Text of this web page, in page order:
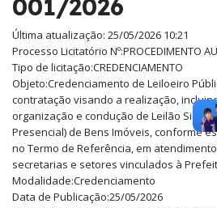
001/2026
Última atualização: 25/05/2026 10:21
Processo Licitatório Nº:PROCEDIMENTO
Tipo de licitação:CREDENCIAMENTO
Objeto:Credenciamento de Leiloeiro
contratação visando a realização,
organização e condução de Leilão
Presencial) de Bens Imóveis, conforme
no Termo de Referência, em
secretarias e setores vinculados à
Modalidade:Credenciamento
Data de Publicação:25/05/2026